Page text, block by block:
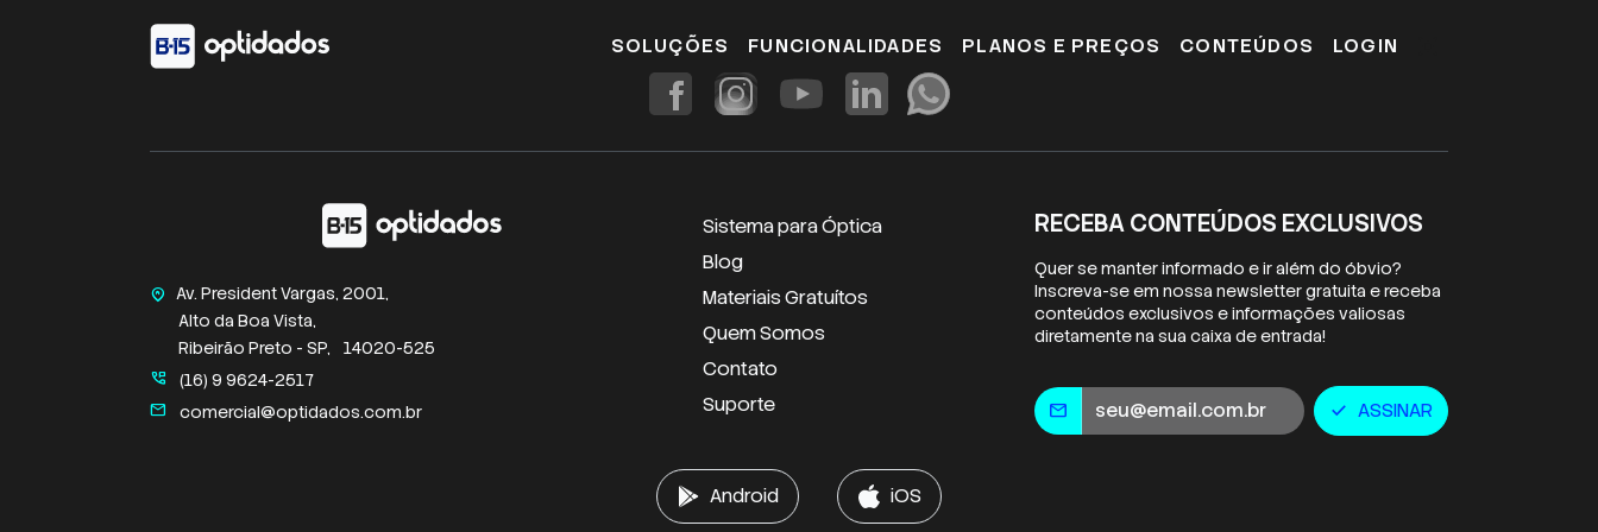
SOLUÇÕES FUNCIONALIDADES PLANOS E PREÇOS CONTEÚDOS LOGIN
home_pin
Av. President Vargas, 2001,
Alto da Boa Vista,
Ribeirão Preto - SP,
14020-525
perm_phone_msg (16) 9 9624-2517
mail comercial@optidados.com.br
Sistema para Óptica
Blog
Materiais Gratuítos
Quem Somos
Contato
Suporte
RECEBA CONTEÚDOS EXCLUSIVOS
Quer se manter informado e ir além do óbvio?
Inscreva-se em nossa newsletter gratuita e receba
conteúdos exclusivos e informações valiosas
diretamente na sua caixa de entrada!
E-mail
mail check ASSINAR
Android iOS